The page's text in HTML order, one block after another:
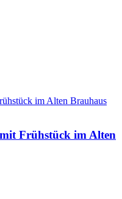
Frühstück im Alten